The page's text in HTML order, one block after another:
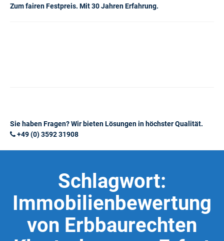
Zum fairen Festpreis. Mit 30 Jahren Erfahrung.
Sie haben Fragen? Wir bieten Lösungen in höchster Qualität.
+49 (0) 3592 31908
Schlagwort:
Immobilienbewertung
von Erbbaurechten